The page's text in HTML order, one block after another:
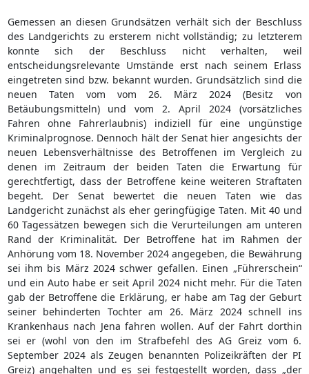
Gemessen an diesen Grundsätzen verhält sich der Beschluss
des Landgerichts zu ersterem nicht vollständig; zu letzterem
konnte sich der Beschluss nicht verhalten, weil
entscheidungsrelevante Umstände erst nach seinem Erlass
eingetreten sind bzw. bekannt wurden. Grundsätzlich sind die
neuen Taten vom vom 26. März 2024 (Besitz von
Betäubungsmitteln) und vom 2. April 2024 (vorsätzliches
Fahren ohne Fahrerlaubnis) indiziell für eine ungünstige
Kriminalprognose. Dennoch hält der Senat hier angesichts der
neuen Lebensverhältnisse des Betroffenen im Vergleich zu
denen im Zeitraum der beiden Taten die Erwartung für
gerechtfertigt, dass der Betroffene keine weiteren Straftaten
begeht. Der Senat bewertet die neuen Taten wie das
Landgericht zunächst als eher geringfügige Taten. Mit 40 und
60 Tagessätzen bewegen sich die Verurteilungen am unteren
Rand der Kriminalität. Der Betroffene hat im Rahmen der
Anhörung vom 18. November 2024 angegeben, die Bewährung
sei ihm bis März 2024 schwer gefallen. Einen „Führerschein“
und ein Auto habe er seit April 2024 nicht mehr. Für die Taten
gab der Betroffene die Erklärung, er habe am Tag der Geburt
seiner behinderten Tochter am 26. März 2024 schnell ins
Krankenhaus nach Jena fahren wollen. Auf der Fahrt dorthin
sei er (wohl von den im Strafbefehl des AG Greiz vom 6.
September 2024 als Zeugen benannten Polizeikräften der PI
Greiz) angehalten und es sei festgestellt worden, dass „der